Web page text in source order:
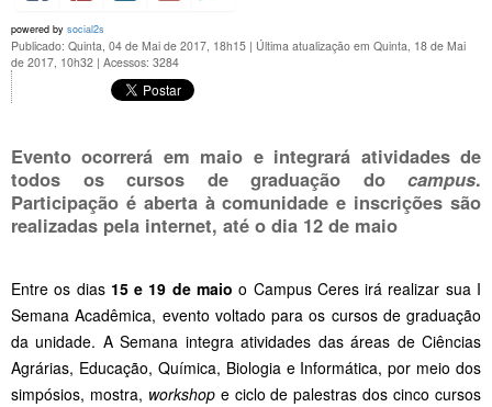
powered by social2s
Publicado: Quinta, 04 de Mai de 2017, 18h15 | Última atualização em Quinta, 18 de Mai
de 2017, 10h32 | Acessos: 3284
Evento ocorrerá em maio e integrará atividades de
todos os cursos de graduação do campus.
Participação é aberta à comunidade e inscrições são
realizadas pela internet, até o dia 12 de maio
Entre os dias 15 e 19 de maio o Campus Ceres irá realizar sua I
Semana Acadêmica, evento voltado para os cursos de graduação
da unidade. A Semana integra atividades das áreas de Ciências
Agrárias, Educação, Química, Biologia e Informática, por meio dos
simpósios, mostra, workshope ciclo de palestras dos cinco cursos